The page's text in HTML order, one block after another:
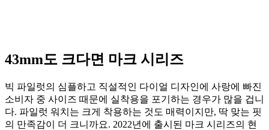
43mm도 크다면 마크 시리즈
빅 파일럿의 심플하고 직설적인 다이얼 디자인에 사랑에 빠진
소비자 중 사이즈 때문에 실착용을 포기하는 경우가 많을 겁니
다. 파일럿 워치는 크게 착용하는 것도 매력이지만, 딱 맞는 핏
의 만족감이 더 크니까요. 2022년에 출시된 마크 시리즈의 현